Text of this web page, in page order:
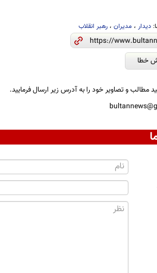
دیدار، مدیران، رهبر انقلاب
خطا
مطالب و تصاویر خود را به آدرس زیر ارسال فرمایید.